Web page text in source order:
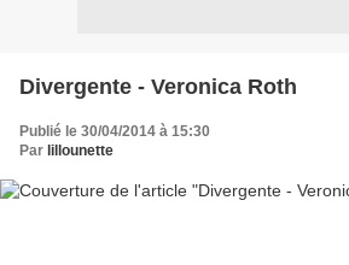
Divergente - Veronica Roth
Publié le 30/04/2014 à 15:30
Par lillounette